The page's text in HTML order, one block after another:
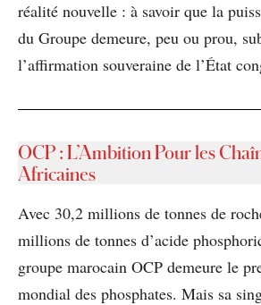
réalité nouvelle : à savoir que la
du Groupe demeure, peu ou prou,
l’affirmation souveraine de l’État
OCP : L’Ambition Pour les
Africaines
Avec 30,2 millions de tonnes de
millions de tonnes d’acide
groupe marocain OCP demeure le
mondial des phosphates. Mais sa